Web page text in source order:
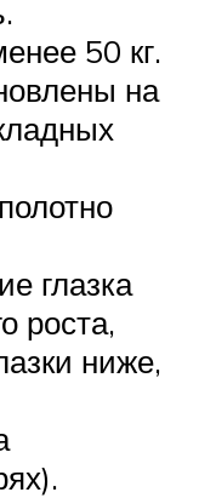
50 кг.
на
глазка
роста,
ниже,